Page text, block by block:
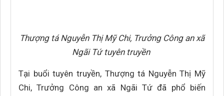
Thượng tá Nguyễn Thị Mỹ Chi, Trưởng Công an xã
Ngãi Tứ tuyên truyền
Tại buổi tuyên truyền, Thượng tá Nguyễn Thị Mỹ
Chi, Trưởng Công an xã Ngãi Tứ đã phổ biến